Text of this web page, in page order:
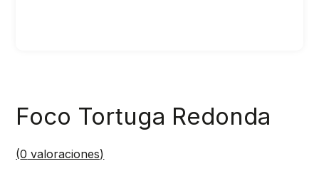
Foco Tortuga Redonda
(0 valoraciones)